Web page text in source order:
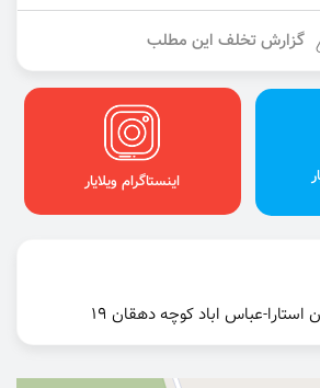
گزارش تخلف این مطلب
اینستاگرام ویلایار
عباس اباد کوچه دهقان 19